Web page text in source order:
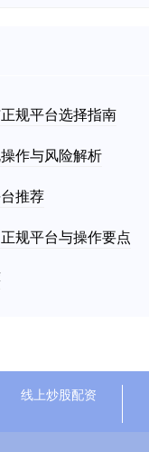
规平台选择指南
作与风险解析
推荐
规平台与操作要点
线上炒股配资